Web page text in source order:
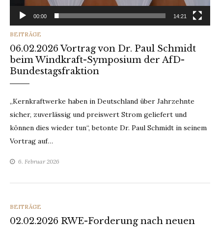
00:00 14:21
CATEGORIES
BEITRÄGE
06.02.2026 Vortrag von Dr. Paul Schmidt
beim Windkraft-Symposium der AfD-
Bundestagsfraktion
„Kernkraftwerke haben in Deutschland über Jahrzehnte
sicher, zuverlässig und preiswert Strom geliefert und
können dies wieder tun“, betonte Dr. Paul Schmidt in seinem
Vortrag auf…
6. Februar 2026
CATEGORIES
BEITRÄGE
02.02.2026 RWE-Forderung nach neuen